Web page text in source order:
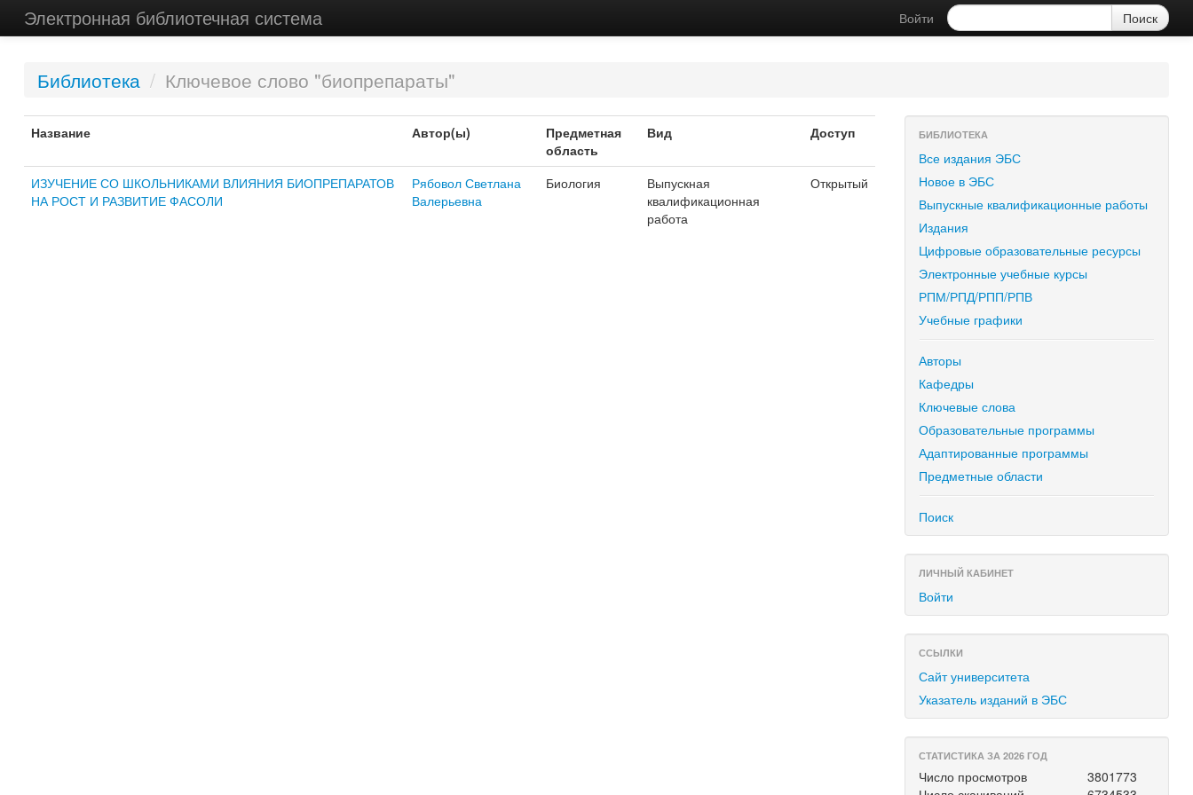
Электронная библиотечная система Войти
Библиотека / Ключевое слово "биопрепараты"
Название Автор(ы)
Предметная
область
Вид Доступ
ИЗУЧЕНИЕ СО ШКОЛЬНИКАМИ ВЛИЯНИЯ БИОПРЕПАРАТОВ
НА РОСТ И РАЗВИТИЕ ФАСОЛИ
Рябовол Светлана
Валерьевна
Биология
Выпускная
квалификационная
работа
Открытый
БИБЛИОТЕКА
Все издания ЭБС
Новое в ЭБС
Выпускные квалификационные работы
Издания
Цифровые образовательные ресурсы
Электронные учебные курсы
РПМ/РПД/РПП/РПВ
Учебные графики
Авторы
Кафедры
Ключевые слова
Образовательные программы
Адаптированные программы
Предметные области
Поиск
ЛИЧНЫЙ КАБИНЕТ
Войти
ССЫЛКИ
Сайт университета
Указатель изданий в ЭБС
СТАТИСТИКА ЗА 2026 ГОД
Число просмотров
3801773